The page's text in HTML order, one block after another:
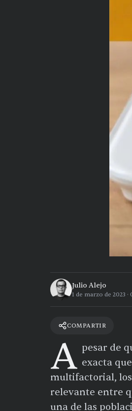
Julio Alejo
1 de marzo de 2023 ·
COMPARTIR
A pesar de
exacta
multifactorial,
relevante entre
una de las